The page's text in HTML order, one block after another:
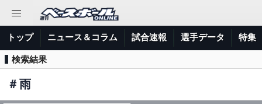
トップ ニュース＆コラム 試合速報 選手データ 特集
検索結果
＃雨